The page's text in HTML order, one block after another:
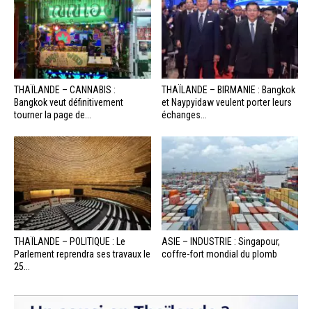
THAÏLANDE – CANNABIS :
Bangkok veut définitivement
tourner la page de...
THAÏLANDE – BIRMANIE : Bangkok
et Naypyidaw veulent porter leurs
échanges...
THAÏLANDE – POLITIQUE : Le
Parlement reprendra ses travaux le
25...
ASIE – INDUSTRIE : Singapour,
coffre-fort mondial du plomb